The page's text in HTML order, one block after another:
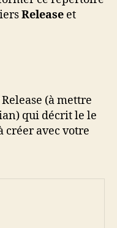
Release et
(à mettre
qui décrit le le
créer avec votre